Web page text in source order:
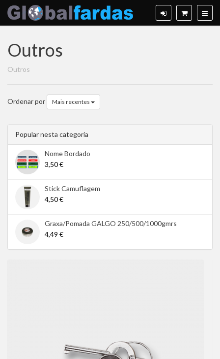
Outros
Outros
Ordenar por Mais recentes
Popular nesta categoria
Nome Bordado
3,50 €
Stick Camuflagem
4,50 €
Graxa/Pomada GALGO 250/500/1000gmrs
4,49 €